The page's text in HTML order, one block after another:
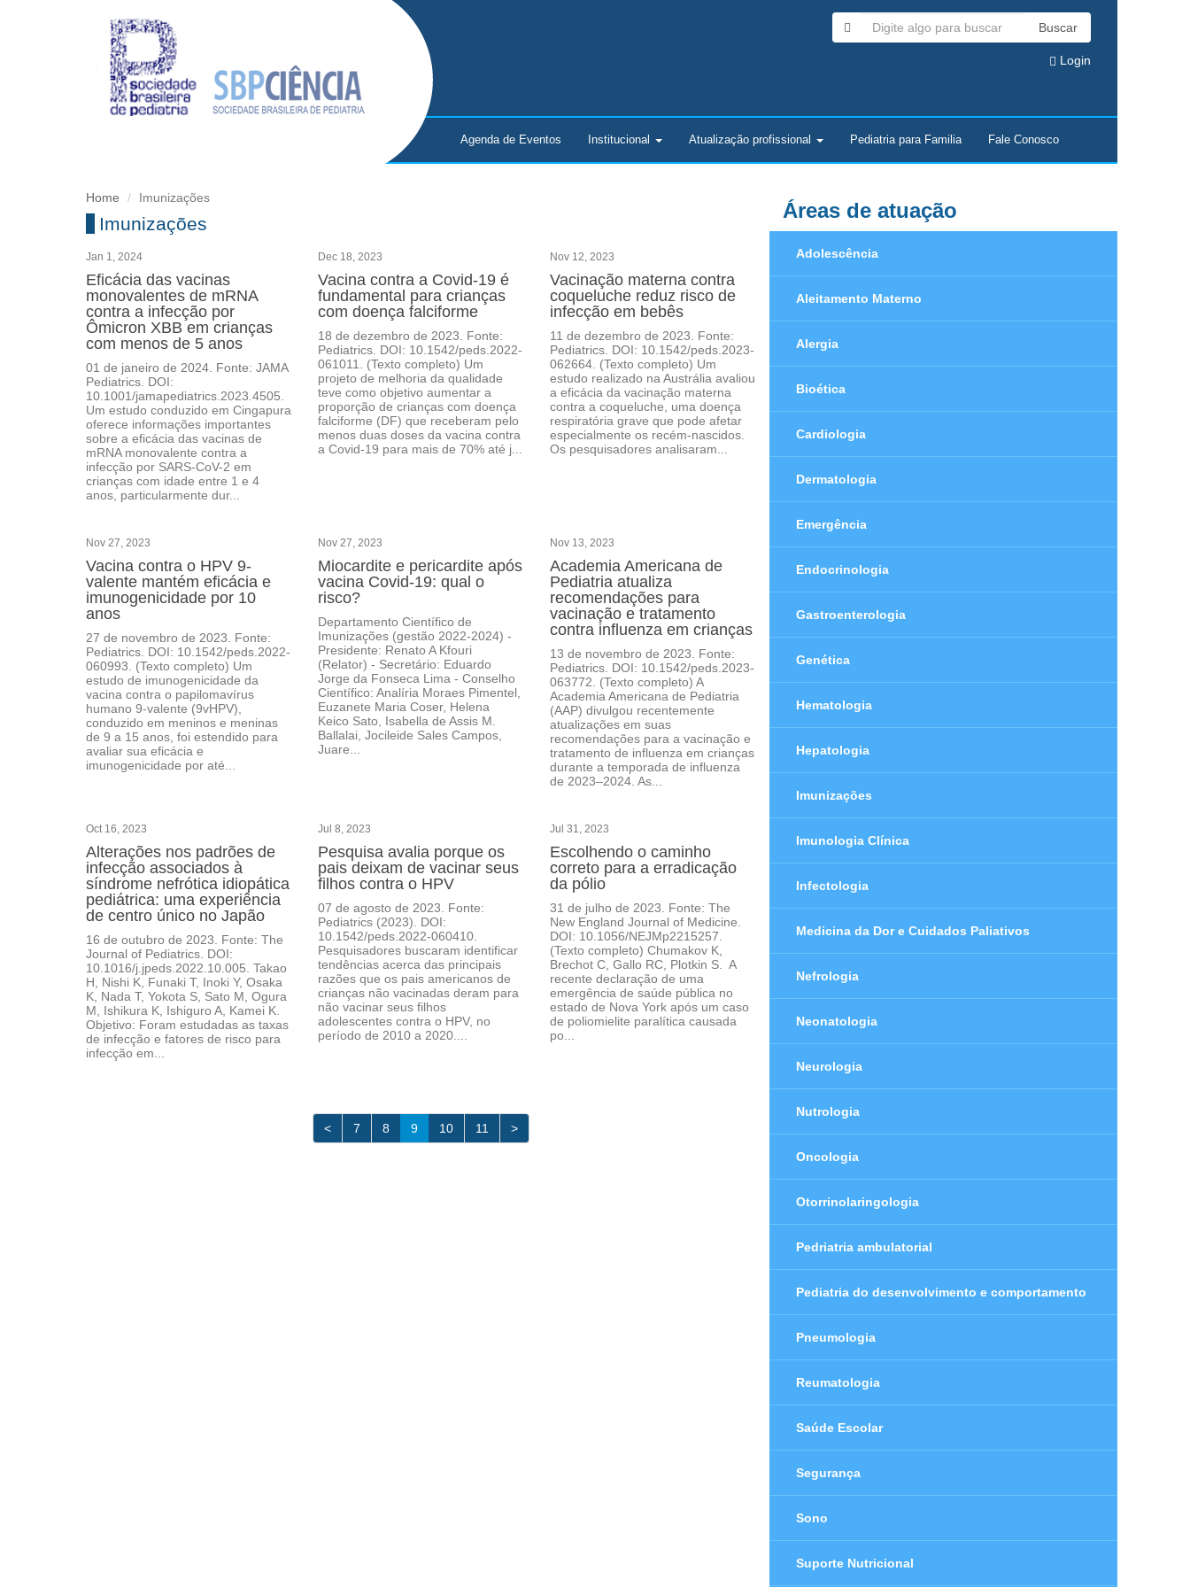
Buscar
Login
Agenda de Eventos Institucional Atualizaçãoprofissional Pediatria para Familia Fale Conosco
Home Imunizações
Imunizações
Jan 1, 2024
Eficácia das vacinas
monovalentes de mRNA
contra a infecção por
Ômicron XBB em crianças
com menos de 5 anos
01 de janeiro de 2024. Fonte: JAMA
Pediatrics. DOI:
10.1001/jamapediatrics.2023.4505.
Um estudo conduzido em Cingapura
oferece informações importantes
sobre a eficácia das vacinas de
mRNA monovalente contra a
infecção por SARS-CoV-2 em
crianças com idade entre 1 e 4
anos, particularmente dur...
Dec 18, 2023
Vacina contra a Covid-19 é
fundamental para crianças
com doença falciforme
18 de dezembro de 2023. Fonte:
Pediatrics. DOI: 10.1542/peds.2022-
061011. (Texto completo) Um
projeto de melhoria da qualidade
teve como objetivo aumentar a
proporção de crianças com doença
falciforme (DF) que receberam pelo
menos duas doses da vacina contra
a Covid-19 para mais de 70% até j...
Nov 12, 2023
Vacinação materna contra
coqueluche reduz risco de
infecção em bebês
11 de dezembro de 2023. Fonte:
Pediatrics. DOI: 10.1542/peds.2023-
062664. (Texto completo) Um
estudo realizado na Austrália avaliou
a eficácia da vacinação materna
contra a coqueluche, uma doença
respiratória grave que pode afetar
especialmente os recém-nascidos.
Os pesquisadores analisaram...
Nov 27, 2023
Vacina contra o HPV 9-
valente mantém eficácia e
imunogenicidade por 10
anos
27 de novembro de 2023. Fonte:
Pediatrics. DOI: 10.1542/peds.2022-
060993. (Texto completo) Um
estudo de imunogenicidade da
vacina contra o papilomavírus
humano 9-valente (9vHPV),
conduzido em meninos e meninas
de 9 a 15 anos, foi estendido para
avaliar sua eficácia e
imunogenicidade por até...
Nov 27, 2023
Miocardite e pericardite após
vacina Covid-19: qual o
risco?
Departamento Científico de
Imunizações (gestão 2022-2024) -
Presidente: Renato A Kfouri
(Relator) - Secretário: Eduardo
Jorge da Fonseca Lima - Conselho
Científico: Analíria Moraes Pimentel,
Euzanete Maria Coser, Helena
Keico Sato, Isabella de Assis M.
Ballalai, Jocileide Sales Campos,
Juare...
Nov 13, 2023
Academia Americana de
Pediatria atualiza
recomendações para
vacinação e tratamento
contra influenza em crianças
13 de novembro de 2023. Fonte:
Pediatrics. DOI: 10.1542/peds.2023-
063772. (Texto completo) A
Academia Americana de Pediatria
(AAP) divulgou recentemente
atualizações em suas
recomendações para a vacinação e
tratamento de influenza em crianças
durante a temporada de influenza
de 2023–2024. As...
Oct 16, 2023
Alterações nos padrões de
infecção associados à
síndrome nefrótica idiopática
pediátrica: uma experiência
de centro único no Japão
16 de outubro de 2023. Fonte: The
Journal of Pediatrics. DOI:
10.1016/j.jpeds.2022.10.005. Takao
H, Nishi K, Funaki T, Inoki Y, Osaka
K, Nada T, Yokota S, Sato M, Ogura
M, Ishikura K, Ishiguro A, Kamei K.
Objetivo: Foram estudadas as taxas
de infecção e fatores de risco para
infecção em...
Jul 8, 2023
Pesquisa avalia porque os
pais deixam de vacinar seus
filhos contra o HPV
07 de agosto de 2023. Fonte:
Pediatrics (2023). DOI:
10.1542/peds.2022-060410.
Pesquisadores buscaram identificar
tendências acerca das principais
razões que os pais americanos de
crianças não vacinadas deram para
não vacinar seus filhos
adolescentes contra o HPV, no
período de 2010 a 2020....
Jul 31, 2023
Escolhendo o caminho
correto para a erradicação
da pólio
31 de julho de 2023. Fonte: The
New England Journal of Medicine.
DOI: 10.1056/NEJMp2215257.
(Texto completo) Chumakov K,
Brechot C, Gallo RC, Plotkin S. A
recente declaração de uma
emergência de saúde pública no
estado de Nova York após um caso
de poliomielite paralítica causada
po...
< 7 8 9 10 11 >
Áreas de atuação
Adolescência
Aleitamento Materno
Alergia
Bioética
Cardiologia
Dermatologia
Emergência
Endocrinologia
Gastroenterologia
Genética
Hematologia
Hepatologia
Imunizações
Imunologia Clínica
Infectologia
Medicina da Dor e Cuidados Paliativos
Nefrologia
Neonatologia
Neurologia
Nutrologia
Oncologia
Otorrinolaringologia
Pedriatria ambulatorial
Pediatria do desenvolvimento e comportamento
Pneumologia
Reumatologia
Saúde Escolar
Segurança
Sono
Suporte Nutricional